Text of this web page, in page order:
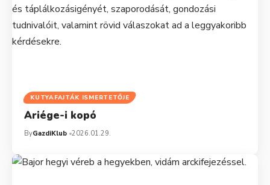
KUTYAFAJTÁK ISMERTETŐJE
Ariége-i kopó
ByGazdiKlub 2026.01.29.